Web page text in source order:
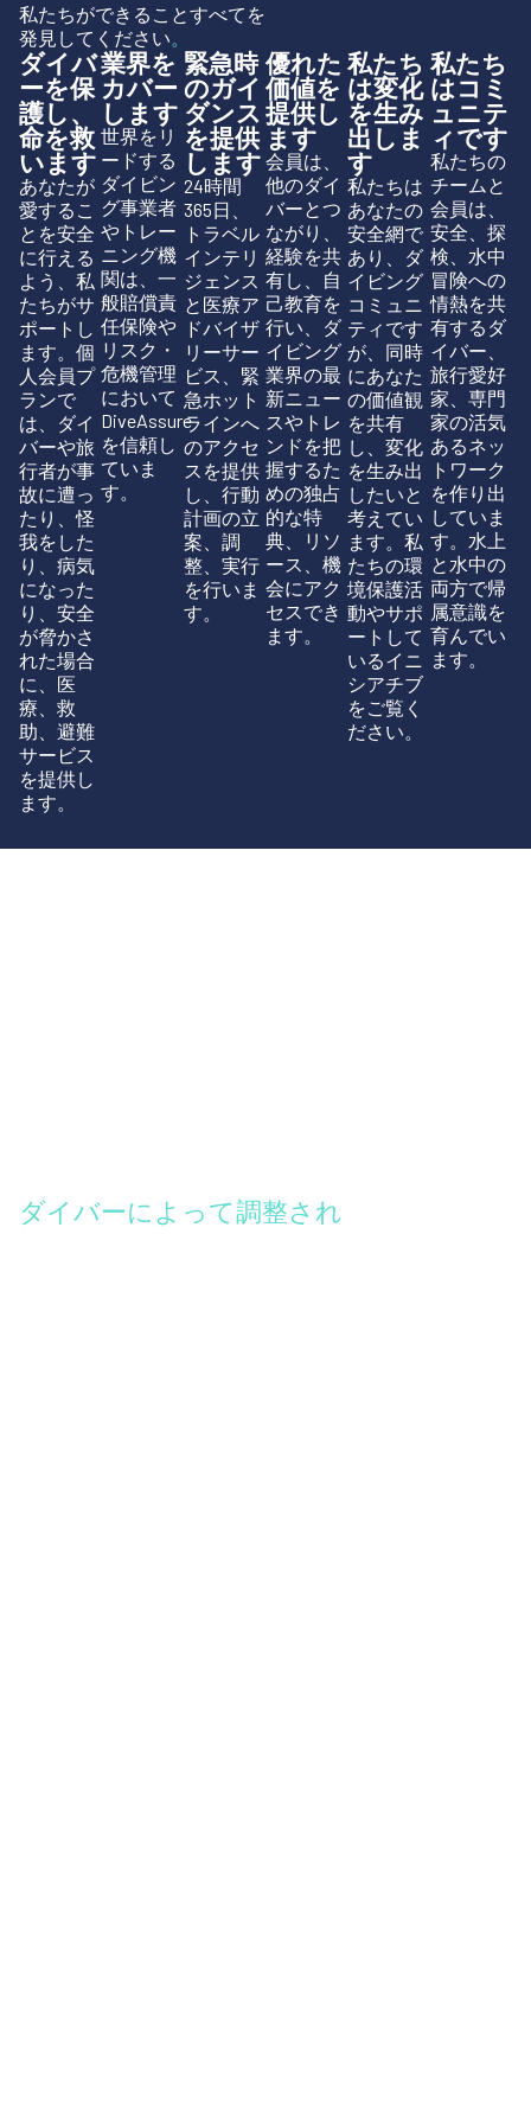
私たちができることすべてを
発見してください。
ダイバ
ーを保
護し、
命を救
います
あなたが
愛するこ
とを安全
に行える
よう、私
たちがサ
ポートし
ます。個
人会員プ
ランで
は、ダイ
バーや旅
行者が事
故に遭っ
たり、怪
我をした
り、病気
になった
り、安全
が脅かさ
れた場合
に、医
療、救
助、避難
サービス
を提供し
ます。
業界を
カバー
します
世界をリ
ードする
ダイビン
グ事業者
やトレー
ニング機
関は、一
般賠償責
任保険や
リスク・
危機管理
において
DiveAssure
を信頼し
ていま
す。
緊急時
のガイ
ダンス
を提供
します
24時間
365日、
トラベル
インテリ
ジェンス
と医療ア
ドバイザ
リーサー
ビス、緊
急ホット
ラインへ
のアクセ
スを提供
し、行動
計画の立
案、調
整、実行
を行いま
す。
優れた
価値を
提供し
ます
会員は、
他のダイ
バーとつ
ながり、
経験を共
有し、自
己教育を
行い、ダ
イビング
業界の最
新ニュー
スやトレ
ンドを把
握するた
めの独占
的な特
典、リソ
ース、機
会にアク
セスでき
ます。
私たち
は変化
を生み
出しま
す
私たちは
あなたの
安全網で
あり、ダ
イビング
コミュニ
ティです
が、同時
にあなた
の価値観
を共有
し、変化
を生み出
したいと
考えてい
ます。私
たちの環
境保護活
動やサポ
ートして
いるイニ
シアチブ
をご覧く
ださい。
私たち
はコミ
ュニテ
ィです
私たちの
チームと
会員は、
安全、探
検、水中
冒険への
情熱を共
有するダ
イバー、
旅行愛好
家、専門
家の活気
あるネッ
トワーク
を作り出
していま
す。水上
と水中の
両方で帰
属意識を
育んでい
ます。
ダイバーによって調整され